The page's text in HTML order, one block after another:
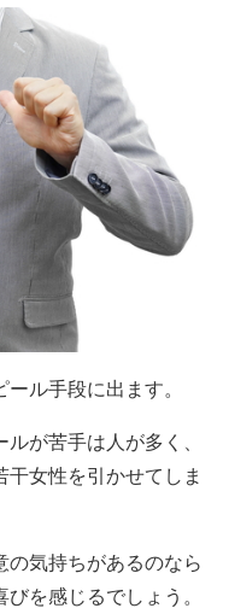
ル手段に出ます。
が苦手は人が多く、
女性を引かせてしま
の気持ちがあるのなら
を感じるでしょう。